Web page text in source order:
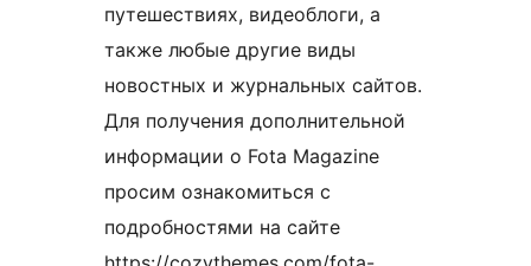
путешествиях, видеоблоги, а
также любые другие виды
новостных и журнальных сайтов.
Для получения дополнительной
информации о Fota Magazine
просим ознакомиться с
подробностями на сайте